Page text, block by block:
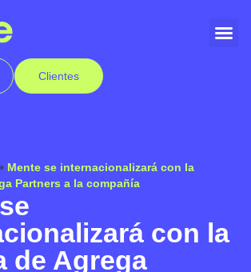
Clientes
Mente se internacionalizará con la
Partners a la compañía
con la
de Agrega